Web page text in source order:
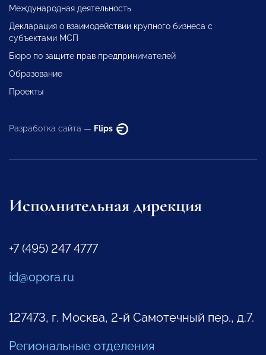
Международная деятельность
Декларация о взаимодействии крупного бизнеса с
субъектами МСП
Бюро по защите прав предпринимателей
Образование
Проекты
Разработка сайта — Flips
Исполнительная дирекция
+7 (495) 247 4777
id@opora.ru
127473, г. Москва, 2-й Самотечный пер., д.7.
Региональные отделения